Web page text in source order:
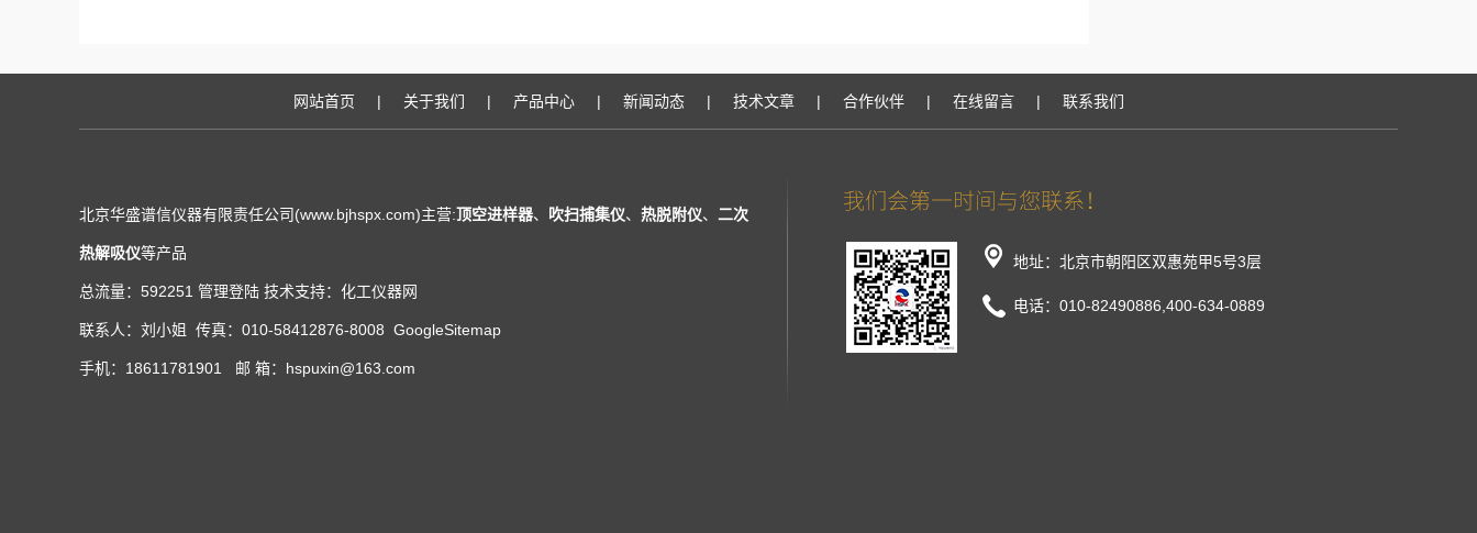
网站首页 | 关于我们 | 产品中心 | 新闻动态 | 技术文章 | 合作伙伴 | 在线留言 | 联系我们
北京华盛谱信仪器有限责任公司(www.bjhspx.com)主营:顶空进样器、 吹扫捕集仪、 热脱附仪、 二次
热解吸仪等产品
总流量：592251 管理登陆 技术支持： 化工仪器网
联系人：刘小姐 传真：010-58412876-8008 GoogleSitemap
手机：18611781901 邮 箱：hspuxin@163.com
地址：北京市朝阳区双惠苑甲5号3层
电话：010-82490886,400-634-0889